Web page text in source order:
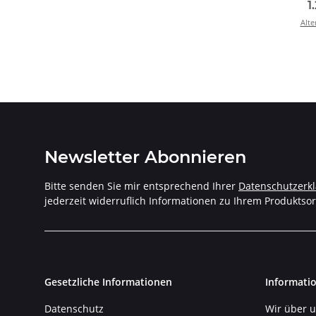
Newsletter Abonnieren
Bitte senden Sie mir entsprechend Ihrer
jederzeit widerruflich Informationen zu Ihrem
Gesetzliche Informationen
Datenschutz
Wir über